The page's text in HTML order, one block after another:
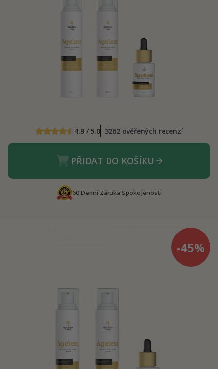
4.9 / 5.0 3262 ověřených recenzí
PŘIDAT DO KOŠÍKU
60 Denní Záruka Spokojenosti
-45%